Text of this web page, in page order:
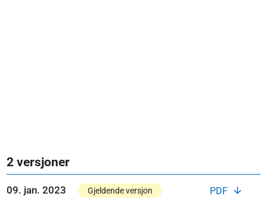
2 versjoner
PDF
09. jan. 2023 Gjeldende versjon